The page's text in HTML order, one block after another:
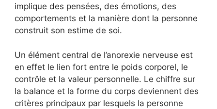
implique des pensées, des émotions, des
comportements et la manière dont la personne
construit son estime de soi.
Un élément central de l’anorexie nerveuse est
en effet le lien fort entre le poids corporel, le
contrôle et la valeur personnelle. Le chiffre sur
la balance et la forme du corps deviennent des
critères principaux par lesquels la personne